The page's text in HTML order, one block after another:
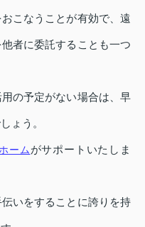
こなうことが有効で、遠
者に委託することも一つ
の予定がない場合は、早
ょう。
ーム がサポートいたしま
いをすることに誇りを持